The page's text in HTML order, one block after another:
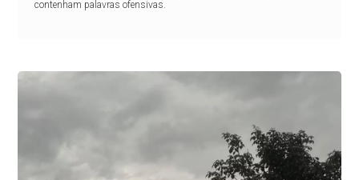
contenham palavras ofensivas.